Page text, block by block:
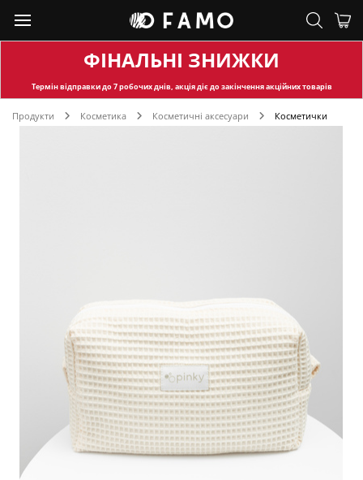
ФІНАЛЬНІ ЗНИЖКИ
Термін відправкидо 7 робочих днів, акція діє до закінчення акційних товарів
Продукти Косметика Косметичні аксесуари Косметички